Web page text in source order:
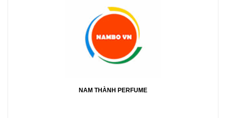
NAM THÀNH PERFUME